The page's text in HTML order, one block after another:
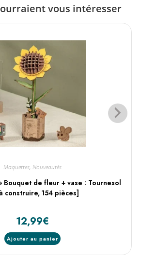
vous intéresser
Maquettes, Nouveautés
Bouquet de fleur + vase : Tournesol
construire, 154 pièces]
12,99€
Ajouter au panier